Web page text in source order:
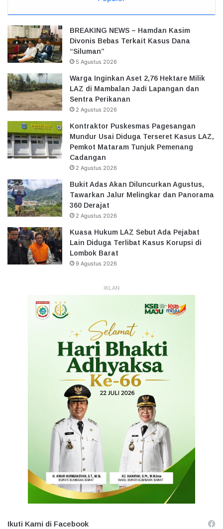
BREAKING NEWS – Hamdan Kasim
Divonis Bebas Terkait Kasus Dana
“Siluman”
5 Agustus 2026
Warga Inginkan Aset 2,76 Hektare Milik
LAZ di Mambalan Jadi Lapangan dan
Sentra Perikanan
2 Agustus 2026
Kontraktor Puskesmas Pagesangan
Mundur Usai Diduga Terseret Kasus LAZ,
Pemkot Mataram Tunjuk Pemenang
Cadangan
2 Agustus 2026
Bukit Adas Akan Diluncurkan Agustus,
Tawarkan Jalur Melingkar dan Panorama
360 Derajat
2 Agustus 2026
Kuasa Hukum LAZ Sebut Ada Pejabat
Lain Diduga Terlibat Kasus Korupsi di
Lombok Barat
9 Agustus 2026
IKLAN
Ikuti Kami di Facebook